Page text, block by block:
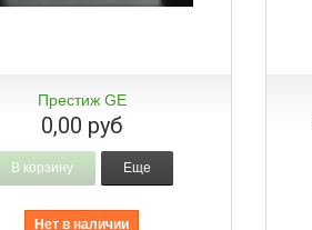
Быстрый просмотр
Престиж GE
0,00 руб
В корзину Еще
Нет в наличии